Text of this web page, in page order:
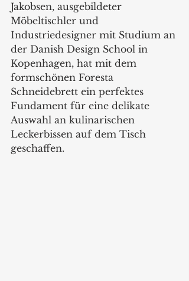
Jakobsen, ausgebildeter
Möbeltischler und
Industriedesigner mit Studium an
der Danish Design School in
Kopenhagen, hat mit dem
formschönen Foresta
Schneidebrett ein perfektes
Fundament für eine delikate
Auswahl an kulinarischen
Leckerbissen auf dem Tisch
geschaffen.